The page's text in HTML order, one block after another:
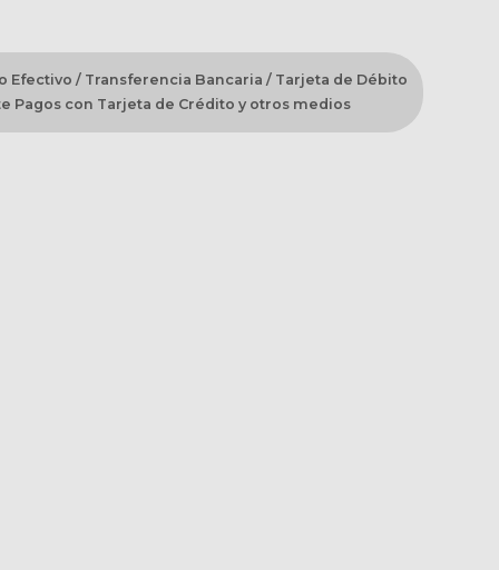
Efectivo / Transferencia Bancaria / Tarjeta de Débito
Pagos con Tarjeta de Crédito y otros medios